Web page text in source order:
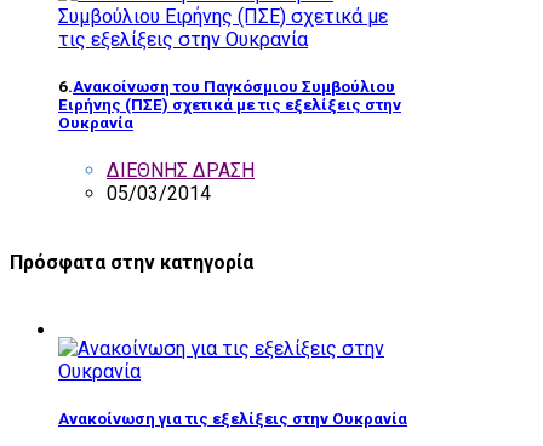
6.Ανακοίνωση του Παγκόσμιου Συμβούλιου
Ειρήνης (ΠΣΕ) σχετικά με τις εξελίξεις στην
Ουκρανία
ΔΙΕΘΝΗΣ ΔΡΑΣΗ
05/03/2014
Πρόσφατα στην κατηγορία
Ανακοίνωση για τις εξελίξεις στην Ουκρανία